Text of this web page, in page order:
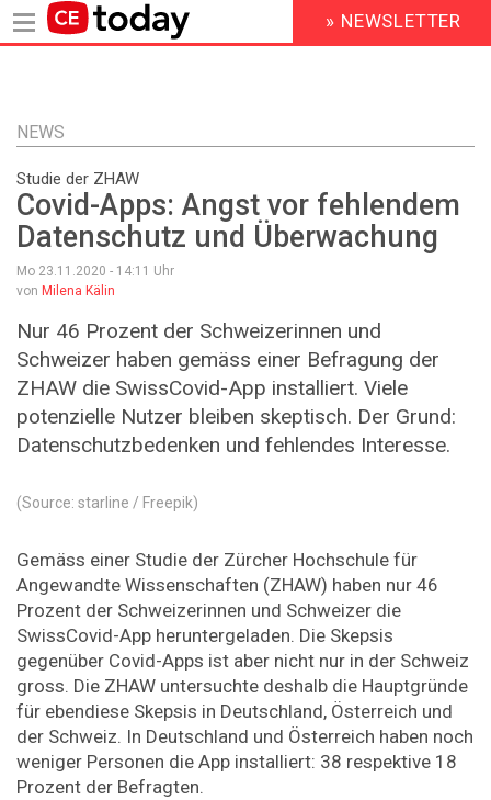
Inhalt
HEADER
MENU
» NEWSLETTER
NEWS
Studie der ZHAW
Covid-Apps: Angst vor fehlendem
Datenschutz und Überwachung
Mo 23.11.2020 - 14:11 Uhr
von Milena Kälin
Nur 46 Prozent der Schweizerinnen und
Schweizer haben gemäss einer Befragung der
ZHAW die SwissCovid-App installiert. Viele
potenzielle Nutzer bleiben skeptisch. Der Grund:
Datenschutzbedenken und fehlendes Interesse.
(Source: starline / Freepik)
Gemäss einer Studie der Zürcher Hochschule für
Angewandte Wissenschaften (ZHAW) haben nur 46
Prozent der Schweizerinnen und Schweizer die
SwissCovid-App heruntergeladen. Die Skepsis
gegenüber Covid-Apps ist aber nicht nur in der Schweiz
gross. Die ZHAW untersuchte deshalb die Hauptgründe
für ebendiese Skepsis in Deutschland, Österreich und
der Schweiz. In Deutschland und Österreich haben noch
weniger Personen die App installiert: 38 respektive 18
Prozent der Befragten.